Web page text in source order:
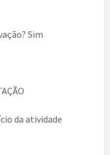
Sim
da atividade